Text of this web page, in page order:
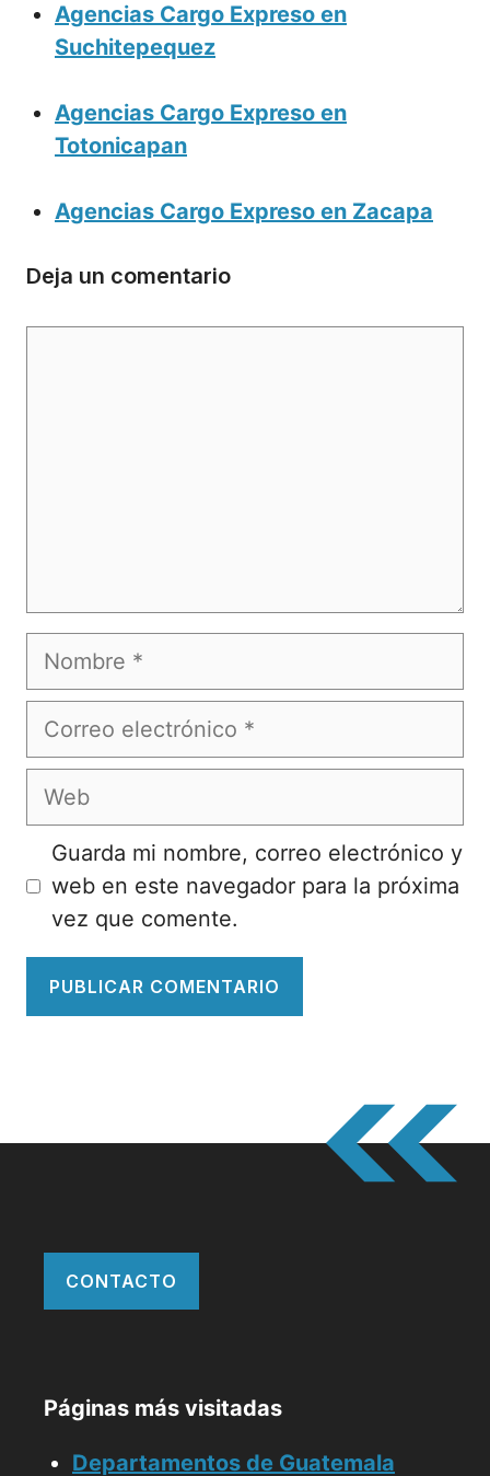
Agencias Cargo Expreso en
Suchitepequez
Agencias Cargo Expreso en
Totonicapan
Agencias Cargo Expreso en Zacapa
Deja un comentario
Nombre
Correo
Web
Guarda mi nombre, correo electrónico y
web en este navegador para la próxima
vez que comente.
CONTACTO
Páginas más visitadas
Departamentos de Guatemala